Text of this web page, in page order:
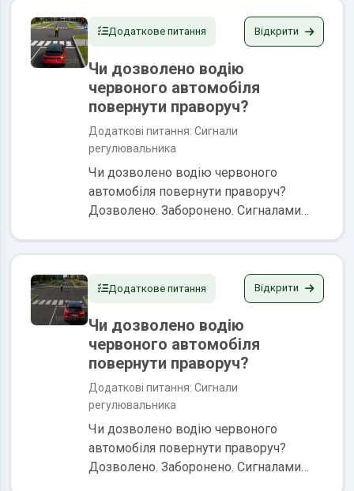
червоним...
Додаткове питання Відкрити
Чи дозволено водію
червоного автомобіля
повернути праворуч?
Додаткові питання: Сигнали
регулювальника
Чи дозволено водію червоного
автомобіля повернути праворуч?
Дозволено. Заборонено. Сигналами
червоним...
Додаткове питання Відкрити
Чи дозволено водію
червоного автомобіля
повернути праворуч?
Додаткові питання: Сигнали
регулювальника
Чи дозволено водію червоного
автомобіля повернути праворуч?
Дозволено. Заборонено. Сигналами